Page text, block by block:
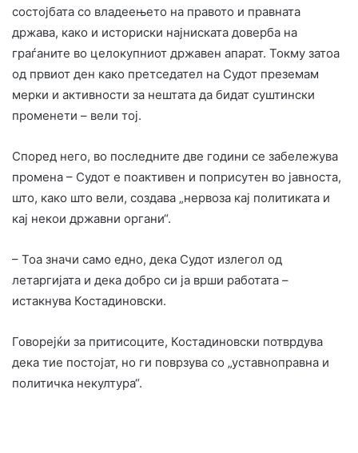
состојбата со владеењето на правото и правната
држава, како и историски најниската доверба на
граѓаните во целокупниот државен апарат. Токму затоа
од првиот ден како претседател на Судот преземам
мерки и активности за нештата да бидат суштински
променети – вели тој.
Според него, во последните две години се забележува
промена – Судот е поактивен и поприсутен во јавноста,
што, како што вели, создава „нервоза кај политиката и
кај некои државни органи“.
– Тоа значи само едно, дека Судот излегол од
летаргијата и дека добро си ја врши работата –
истакнува Костадиновски.
Говорејќи за притисоците, Костадиновски потврдува
дека тие постојат, но ги поврзува со „уставноправна и
политичка некултура“.